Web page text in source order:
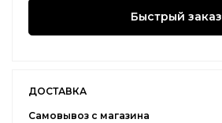
Быстрый заказ
ДОСТАВКА
Самовывоз с магазина